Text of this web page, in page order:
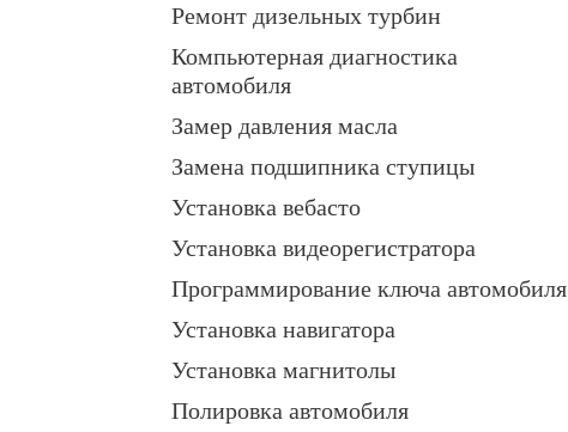
Ремонт дизельных турбин
Компьютерная диагностика
автомобиля
Замер давления масла
Замена подшипника ступицы
Установка вебасто
Установка видеорегистратора
Программирование ключа автомобиля
Установка навигатора
Установка магнитолы
Полировка автомобиля